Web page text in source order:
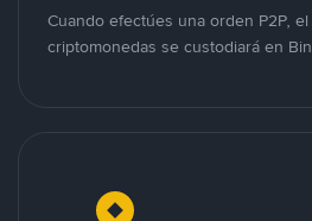
Cuando efectúes una orden P2P,
criptomonedas se custodiará en